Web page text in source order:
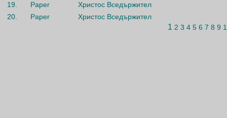
19.
Paper
Христос Вседържител
20.
Paper Христос Вседържител
1 2 3 4 5 6 7 8 9